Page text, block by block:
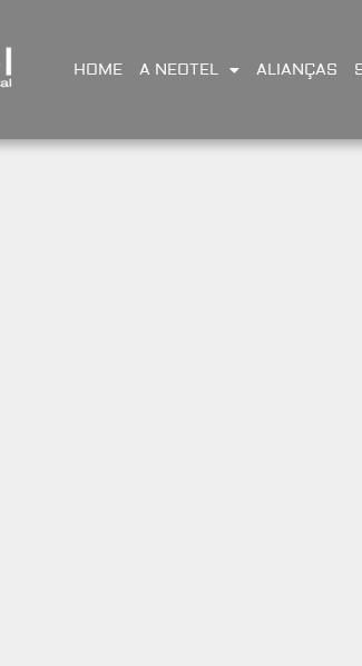
HOME A NEOTEL ALIANÇAS